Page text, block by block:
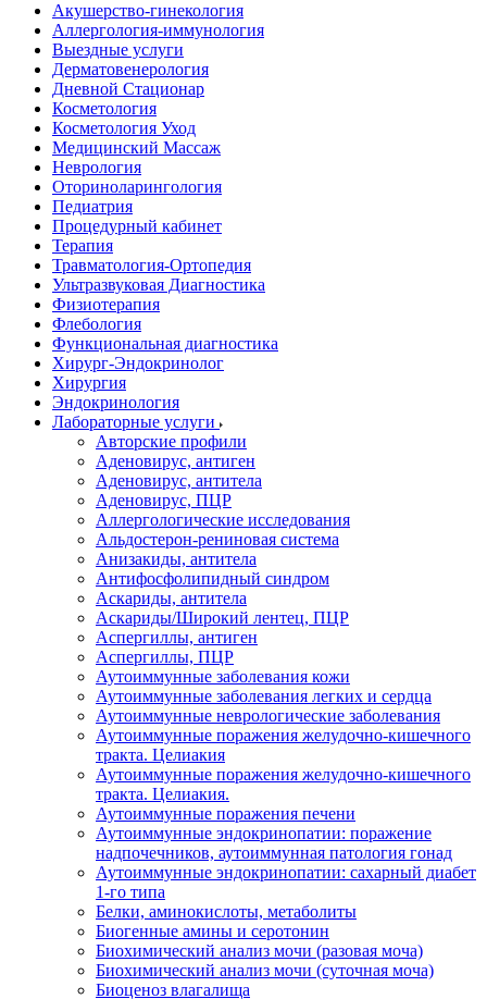
Акушерство-гинекология
Аллергология-иммунология
Выездные услуги
Дерматовенерология
Дневной Стационар
Косметология
Косметология Уход
Медицинский Массаж
Неврология
Оториноларингология
Педиатрия
Процедурный кабинет
Терапия
Травматология-Ортопедия
Ультразвуковая Диагностика
Физиотерапия
Флебология
Функциональная диагностика
Хирург-Эндокринолог
Хирургия
Эндокринология
Лабораторные услуги
Авторские профили
Аденовирус, антиген
Аденовирус, антитела
Аденовирус, ПЦР
Аллергологические исследования
Альдостерон-рениновая система
Анизакиды, антитела
Антифосфолипидный синдром
Аскариды, антитела
Аскариды/Широкий лентец, ПЦР
Аспергиллы, антиген
Аспергиллы, ПЦР
Аутоиммунные заболевания кожи
Аутоиммунные заболевания легких и сердца
Аутоиммунные неврологические заболевания
Аутоиммунные поражения желудочно-кишечного
тракта. Целиакия
Аутоиммунные поражения желудочно-кишечного
тракта. Целиакия.
Аутоиммунные поражения печени
Аутоиммунные эндокринопатии: поражение
надпочечников, аутоиммунная патология гонад
Аутоиммунные эндокринопатии: сахарный диабет
1-го типа
Белки, аминокислоты, метаболиты
Биогенные амины и серотонин
Биохимический анализ мочи (разовая моча)
Биохимический анализ мочи (суточная моча)
Биоценоз влагалища